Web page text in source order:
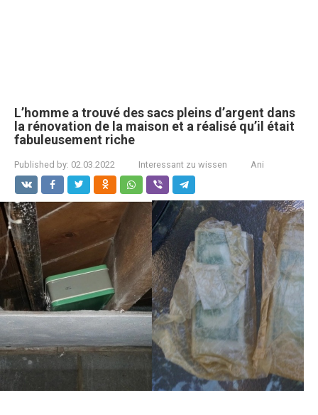
L’homme a trouvé des sacs pleins d’argent dans
la rénovation de la maison et a réalisé qu’il était
fabuleusement riche
Published by: 02.03.2022 Interessant zu wissen Ani